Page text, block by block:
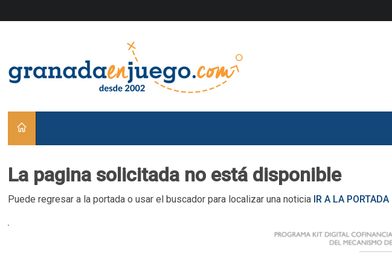
La pagina solicitada no está disponible
Puede regresar a la portada o usar el buscador para localizar una noticia IR A LA PORTADA